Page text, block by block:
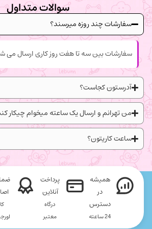
سوالات متداول
سفارشات چند روزه میرسند؟
سفارشات بین سه تا هفت روز کاری ارسال می
آدرستون کجاست؟
من تهرانم و ارسال یک ساعته میخوام چیکار
ساعت کاریتون؟
همیشه
در
دسترس
24 ساعته
پرداخت
آنلاین
درگاه
معتبر